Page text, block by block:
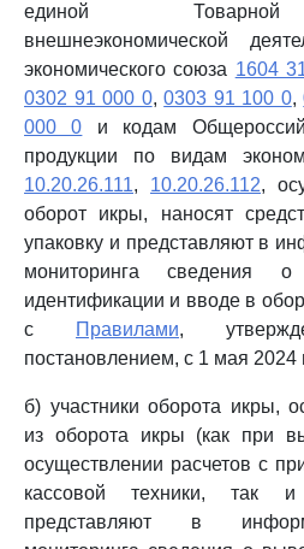
единой Товарной
внешнеэкономической
экономического союза 1604
0302 91 000 0,0303 91 100 0,
000 0 и кодам
продукции по видам
10.20.26.111, 10.20.26.112,
оборот икры, наносят
упаковку и представляют в
мониторинга сведения о
идентификации и вводе в
с
Правилами,
постановлением, с 1 мая 2024
б) участники оборота икры,
из оборота икры (как при
осуществлении расчетов с
кассовой техники, так
представляют в